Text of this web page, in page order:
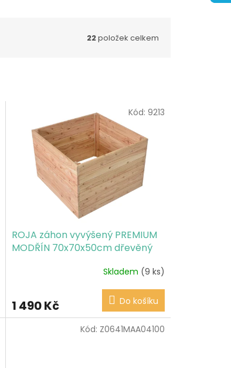
22položek celkem
ROJA záhon vyvýšený PREMIUM
MODŘÍN 70x70x50cm dřevěný
Skladem (9 ks)
1 490 Kč Do košíku
Kód: 9213
Kód: Z0641MAA04100